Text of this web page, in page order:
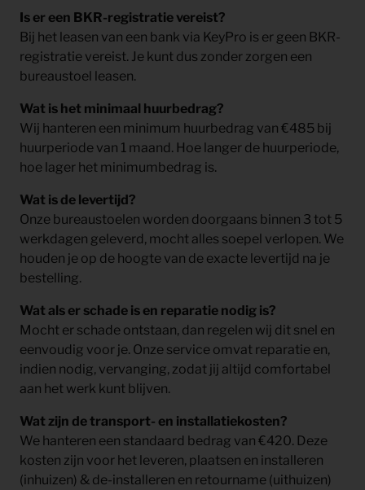
Is er een BKR-registratie vereist?
Bij het leasen van een bank via KeyPro is er geen BKR-
registratie vereist. Je kunt dus zonder zorgen een
bureaustoel leasen.
Wat is het minimaal huurbedrag?
Wij hanteren een minimum huurbedrag van €485 bij
huurperiode van 1 maand. Hoe langer de huurperiode,
hoe lager het minimumbedrag is.
Wat is de levertijd?
Onze bureaustoelen worden doorgaans binnen 3 tot 5
werkdagen geleverd, mocht alles soepel verlopen. We
houden je op de hoogte van de exacte levertijd na je
bestelling.
Wat als er schade is en reparatie nodig is?
Mocht er schade ontstaan, dan regelen wij dit snel en
eenvoudig voor je. Onze service omvat reparatie en,
indien nodig, vervanging, zodat jij altijd comfortabel
aan het werk kunt blijven.
Wat zijn de transport- en installatiekosten?
We hanteren een standaard bedrag van €420. Deze
kosten zijn voor het leveren, plaatsen en installeren
(inhuizen) & de-installeren en retourname (uithuizen)